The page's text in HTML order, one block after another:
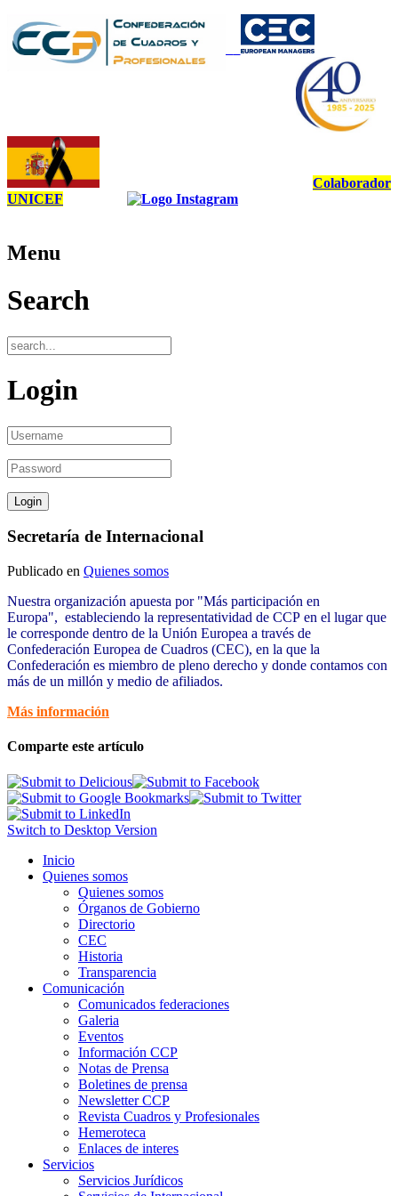
Colaborador
UNICEF
Menu
Search
Login
Secretaría de Internacional
Publicado en Quienes somos
Nuestra organización apuesta por "Más participación en
Europa", estableciendo la representatividad de CCP en el lugar que
le corresponde dentro de la Unión Europea a través de
Confederación Europea de Cuadros (CEC), en la que la
Confederación es miembro de pleno derecho y donde contamos con
más de un millón y medio de afiliados.
Más información
Comparte este artículo
Switch to Desktop Version
Inicio
Quienes somos
Quienes somos
Órganos de Gobierno
Directorio
CEC
Historia
Transparencia
Comunicación
Comunicados federaciones
Galeria
Eventos
Información CCP
Notas de Prensa
Boletines de prensa
Newsletter CCP
Revista Cuadros y Profesionales
Hemeroteca
Enlaces de interes
Servicios
Servicios Jurídicos